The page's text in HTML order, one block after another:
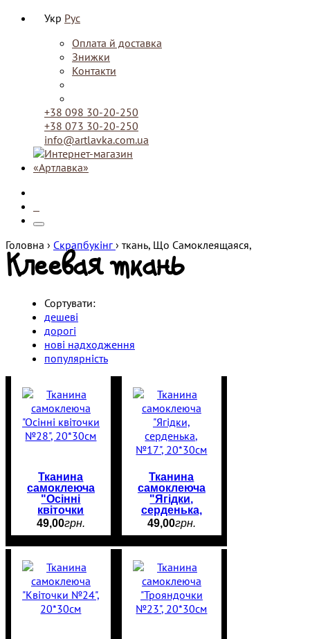
Укр Рус
Оплата й доставка
Знижки
Контакти
+38 098 30-20-250
+38 073 30-20-250
info@artlavka.com.ua
Головна › Скрапбукінг › ткань, Що Самоклеящаяся,
Клеевая ткань
Сортувати:
дешеві
дорогі
нові надходження
популярність
Тканина
самоклеюча
"Осінні
квіточки
№28",
20*30см
49,00грн.
Тканина
самоклеюча
"Ягідки,
серденька,
№17",
20*30см
49,00грн.